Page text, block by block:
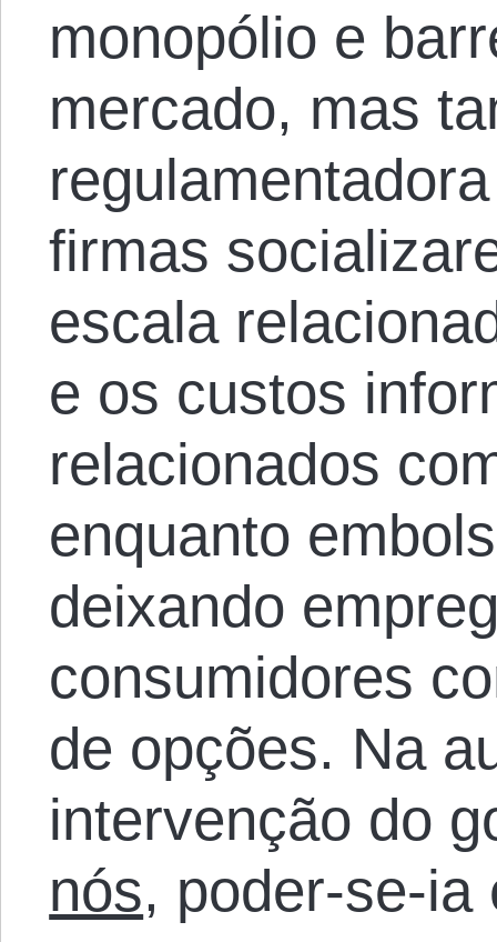
monopólio e
mercado, mas
firmas
escala
e os custos
relacionados
enquanto
deixando
consumidores
de opções. Na
intervenção do
nós, poder-se-ia